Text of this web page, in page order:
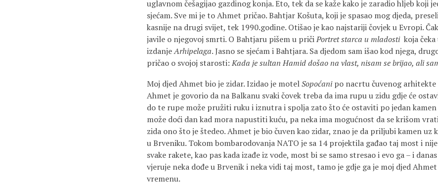
uglavnom češagijao gazdinog konja. Eto, tek da se kaže kako je zaradio hljeb koji
sjećam. Sve mi je to Ahmet pričao. Bahtjar Košuta, koji je spasao mog djeda,
kasnije na drugi svijet, tek 1990.godine. Otišao je kao najstariji čovjek u Evropi.
javile o njegovoj smrti. O Bahtjaru pišem u pričiPortret starca u mladostikoja
izdanjeArhipelaga. Jasno se sjećam i Bahtjara. Sa djedom sam išao kod njega,
pričao o svojoj starosti:Kada je sultan Hamid došao na vlast, nisam se brijao, ali
Moj djed Ahmet bio je zidar. Izidao je motelSopoćanipo nacrtu čuvenog arhitekte
Ahmet je govorio da na Balkanu svaki čovek treba da ima rupu u zidu gdje će
do te rupe može pružiti ruku i iznutra i spolja zato što će ostaviti po jedan
može doći dan kad mora napustiti kuću, pa neka ima mogućnost da se krišom
zida ono što je štedeo. Ahmet je bio čuven kao zidar, znao je da priljubi kamen uz
u Brveniku. Tokom bombarodovanja NATO je sa 14 projektila gađao taj most i
svake rakete, kao pas kada izađe iz vode, most bi se samo stresao i evo ga – i
vjeruje neka dođe u Brvenik i neka vidi taj most, tamo je gdje ga je moj djed
vremenu.